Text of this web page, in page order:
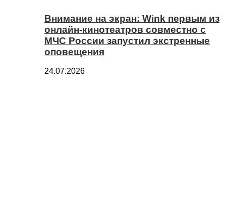
Внимание на экран: Wink первым из
онлайн-кинотеатров совместно с
МЧС России запустил экстренные
оповещения
24.07.2026